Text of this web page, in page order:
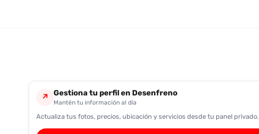
↗ Gestiona tu perfil en Desenfreno
Mantén tu información al día
Actualiza tus fotos, precios, ubicación y servicios desde tu panel privado.